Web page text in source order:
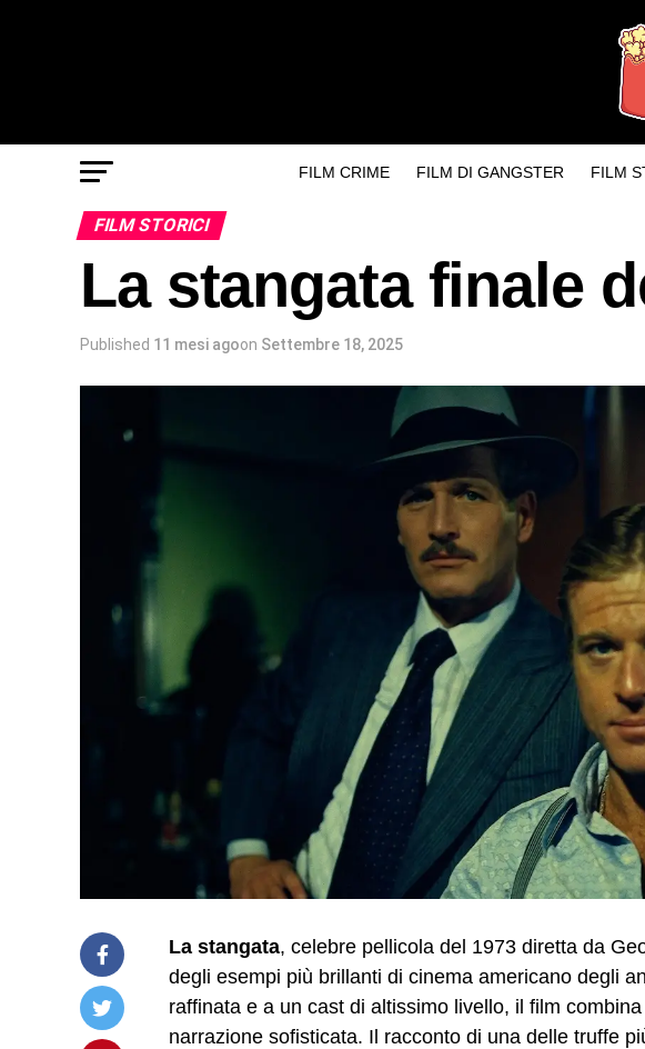
FILM CRIME FILM DI GANGSTER FILM
FILM STORICI
La stangata finale
Published 11 mesi agoon Settembre 18, 2025
La stangata, celebre pellicola del 1973 diretta da
degli esempi più brillanti di cinema americano degli
raffinata e a un cast di altissimo livello, il film
narrazione sofisticata. Il racconto di una delle truffe